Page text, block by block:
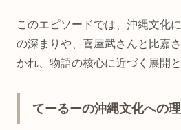
このエピソードでは、沖縄文化
の深まりや、喜屋武さんと比嘉
かれ、物語の核心に近づく展開
てーるーの沖縄文化への